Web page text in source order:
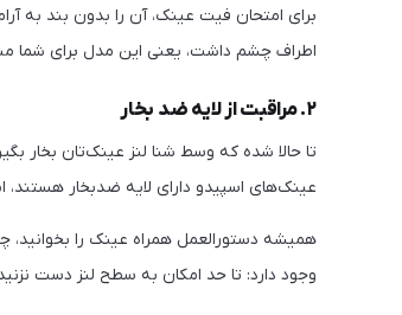
برای امتحان فیت عینک، آن را بدون بند به
اطراف چشم داشت، یعنی این مدل برای شما
۲. مراقبت از لایه ضد بخار
تا حالا شده که وسط شنا لنز عینک‌تان بخار
عینک‌های اسپیدو دارای لایه ضدبخار هستند،
همیشه دستورالعمل همراه عینک را
وجود دارد: تا حد امکان به سطح لنز دست